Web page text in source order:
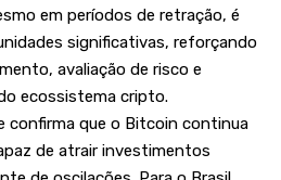
em períodos de retração, é
significativas, reforçando
avaliação de risco e
ecossistema cripto.
confirma que o Bitcoin continua
de atrair investimentos